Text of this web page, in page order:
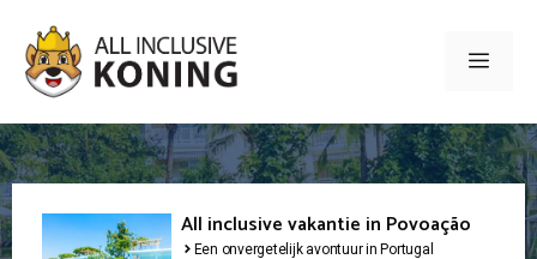
naar
inhoud
Menu
All inclusive vakantie in Povoação
Een onvergetelijk avontuur in Portugal